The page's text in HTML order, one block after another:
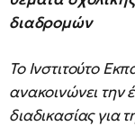
διαδρομών
Το Ινστιτούτο
ανακοινώνει την
διαδικασίας για